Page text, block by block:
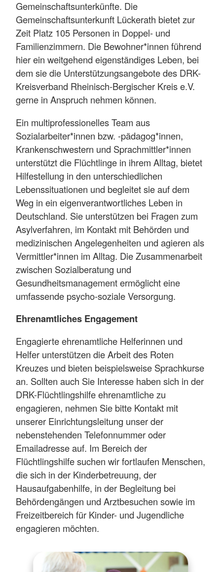
Gemeinschaftsunterkünfte. Die
Gemeinschaftsunterkunft Lückerath bietet zur
Zeit Platz 105 Personen in Doppel- und
Familienzimmern. Die Bewohner*innen führend
hier ein weitgehend eigenständiges Leben, bei
dem sie die Unterstützungsangebote des DRK-
Kreisverband Rheinisch-Bergischer Kreis e.V.
gerne in Anspruch nehmen können.
Ein multiprofessionelles Team aus
Sozialarbeiter*innen bzw. -pädagog*innen,
Krankenschwestern und Sprachmittler*innen
unterstützt die Flüchtlinge in ihrem Alltag, bietet
Hilfestellung in den unterschiedlichen
Lebenssituationen und begleitet sie auf dem
Weg in ein eigenverantwortliches Leben in
Deutschland. Sie unterstützen bei Fragen zum
Asylverfahren, im Kontakt mit Behörden und
medizinischen Angelegenheiten und agieren als
Vermittler*innen im Alltag. Die Zusammenarbeit
zwischen Sozialberatung und
Gesundheitsmanagement ermöglicht eine
umfassende psycho-soziale Versorgung.
Ehrenamtliches Engagement
Engagierte ehrenamtliche Helferinnen und
Helfer unterstützen die Arbeit des Roten
Kreuzes und bieten beispielsweise Sprachkurse
an. Sollten auch Sie Interesse haben sich in der
DRK-Flüchtlingshilfe ehrenamtliche zu
engagieren, nehmen Sie bitte Kontakt mit
unserer Einrichtungsleitung unser der
nebenstehenden Telefonnummer oder
Emailadresse auf. Im Bereich der
Flüchtlingshilfe suchen wir fortlaufen Menschen,
die sich in der Kinderbetreuung, der
Hausaufgabenhilfe, in der Begleitung bei
Behördengängen und Arztbesuchen sowie im
Freizeitbereich für Kinder- und Jugendliche
engagieren möchten.